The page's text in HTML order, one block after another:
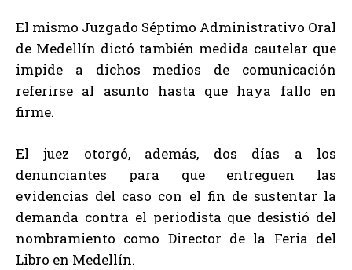
El mismo Juzgado Séptimo Administrativo Oral
de Medellín dictó también medida cautelar que
impide a dichos medios de comunicación
referirse al asunto hasta que haya fallo en
firme.
El juez otorgó, además, dos días a los
denunciantes para que entreguen las
evidencias del caso con el fin de sustentar la
demanda contra el periodista que desistió del
nombramiento como Director de la Feria del
Libro en Medellín.